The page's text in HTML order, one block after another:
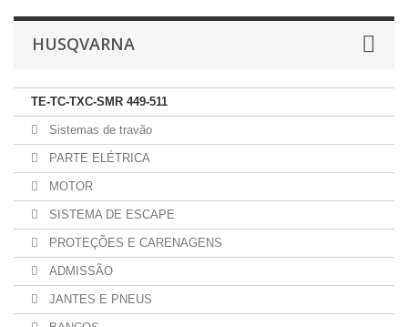
HUSQVARNA
TE-TC-TXC-SMR 449-511
Sistemas de travão
PARTE ELÉTRICA
MOTOR
SISTEMA DE ESCAPE
PROTEÇÕES E CARENAGENS
ADMISSÃO
JANTES E PNEUS